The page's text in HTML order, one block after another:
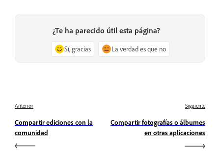
¿Te ha parecido útil esta página?
Sí, gracias La verdad es que no
Anterior
Compartir ediciones con la
comunidad
Siguiente
Compartir fotografías o álbumes
en otras aplicaciones